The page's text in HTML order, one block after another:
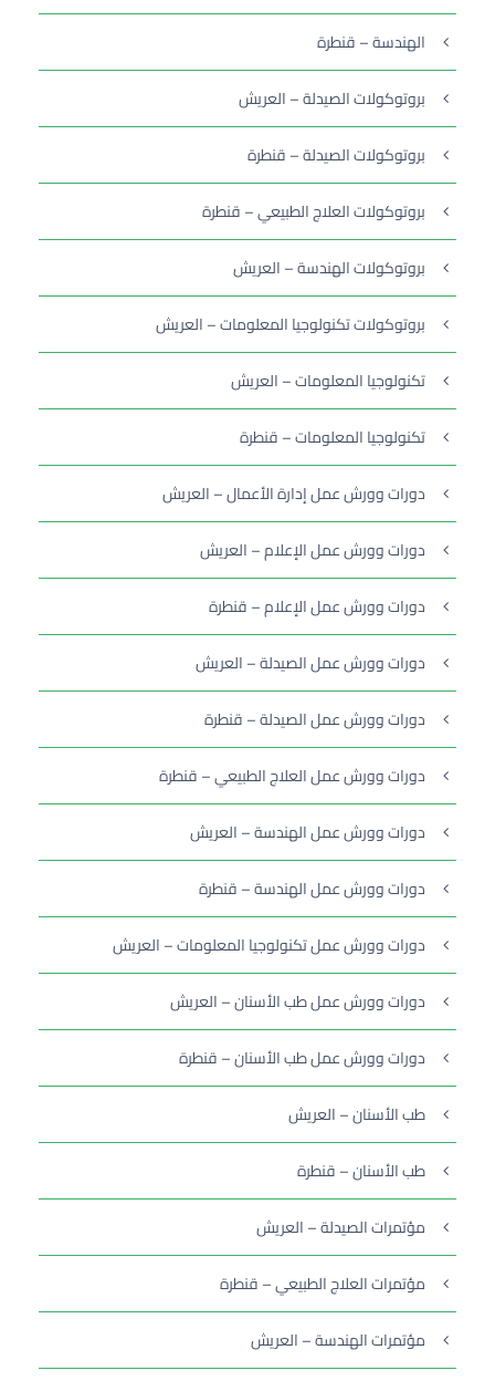
الهندسة – قنطرة
بروتوكولات الصيدلة – العريش
بروتوكولات الصيدلة – قنطرة
بروتوكولات العلاج الطبيعي – قنطرة
بروتوكولات الهندسة – العريش
بروتوكولات تكنولوجيا المعلومات – العريش
تكنولوجيا المعلومات – العريش
تكنولوجيا المعلومات – قنطرة
دورات وورش عمل إدارة الأعمال – العريش
دورات وورش عمل الإعلام – العريش
دورات وورش عمل الإعلام – قنطرة
دورات وورش عمل الصيدلة – العريش
دورات وورش عمل الصيدلة – قنطرة
دورات وورش عمل العلاج الطبيعي – قنطرة
دورات وورش عمل الهندسة – العريش
دورات وورش عمل الهندسة – قنطرة
دورات وورش عمل تكنولوجيا المعلومات – العريش
دورات وورش عمل طب الأسنان – العريش
دورات وورش عمل طب الأسنان – قنطرة
طب الأسنان – العريش
طب الأسنان – قنطرة
مؤتمرات الصيدلة – العريش
مؤتمرات العلاج الطبيعي – قنطرة
مؤتمرات الهندسة – العريش